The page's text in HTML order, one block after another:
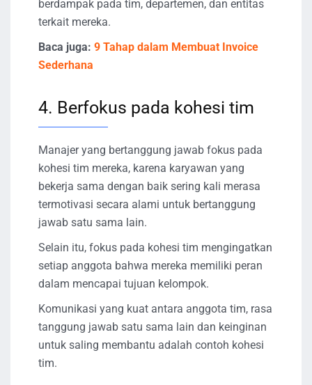
berdampak pada tim, departemen, dan entitas
terkait mereka.
Baca juga: 9 Tahap dalam Membuat Invoice
Sederhana
4. Berfokus pada kohesi tim
Manajer yang bertanggung jawab fokus pada
kohesi tim mereka, karena karyawan yang
bekerja sama dengan baik sering kali merasa
termotivasi secara alami untuk bertanggung
jawab satu sama lain.
Selain itu, fokus pada kohesi tim mengingatkan
setiap anggota bahwa mereka memiliki peran
dalam mencapai tujuan kelompok.
Komunikasi yang kuat antara anggota tim, rasa
tanggung jawab satu sama lain dan keinginan
untuk saling membantu adalah contoh kohesi
tim.